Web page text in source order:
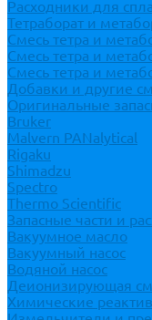
Расходники для
Тетраборат и
Смесь тетра и
Смесь тетра и
Смесь тетра и
Добавки и другие
Оригинальные
Bruker
Malvern PANalytical
Rigaku
Shimadzu
Spectro
Thermo Scientific
Запасные части и
Вакуумное масло
Вакуумный насос
Водяной насос
Деионизирующая
Химические